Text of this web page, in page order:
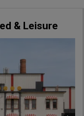
& Leisure